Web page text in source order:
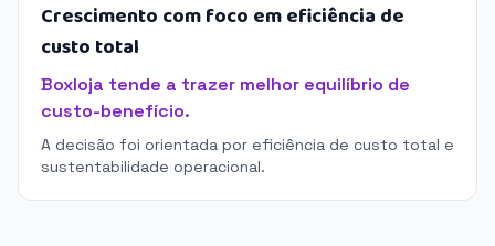
Crescimento com foco em eficiência de
custo total
Boxloja tende a trazer melhor equilíbrio de
custo-benefício.
A decisão foi orientada por eficiência de custo total e
sustentabilidade operacional.